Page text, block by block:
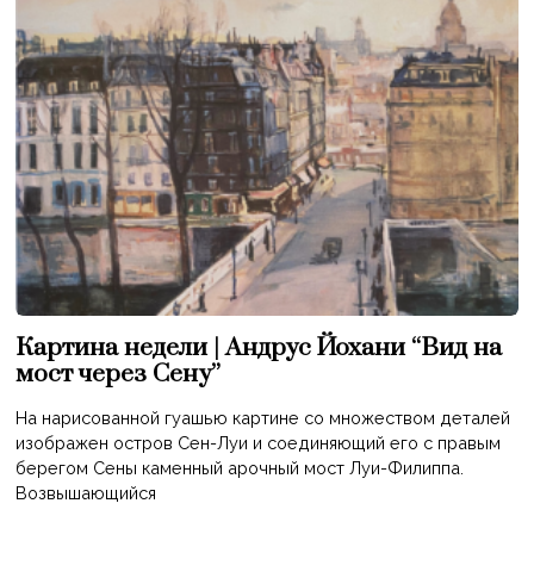
Картина недели | Андрус Йохани “Вид на
мост через Сену”
На нарисованной гуашью картине со множеством деталей
изображен остров Сен-Луи и соединяющий его с правым
берегом Сены каменный арочный мост Луи-Филиппа.
Возвышающийся